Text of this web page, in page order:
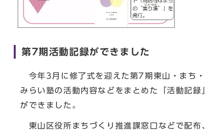
第7期活動記録ができました
今年3月に修了式を迎えた第7期東山・まち・
みらい塾の活動内容などをまとめた「活動記録」
ができました。
東山区役所まちづくり推進課窓口などで配布、